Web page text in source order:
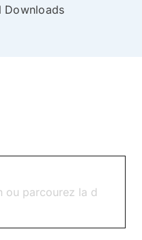
Downloads